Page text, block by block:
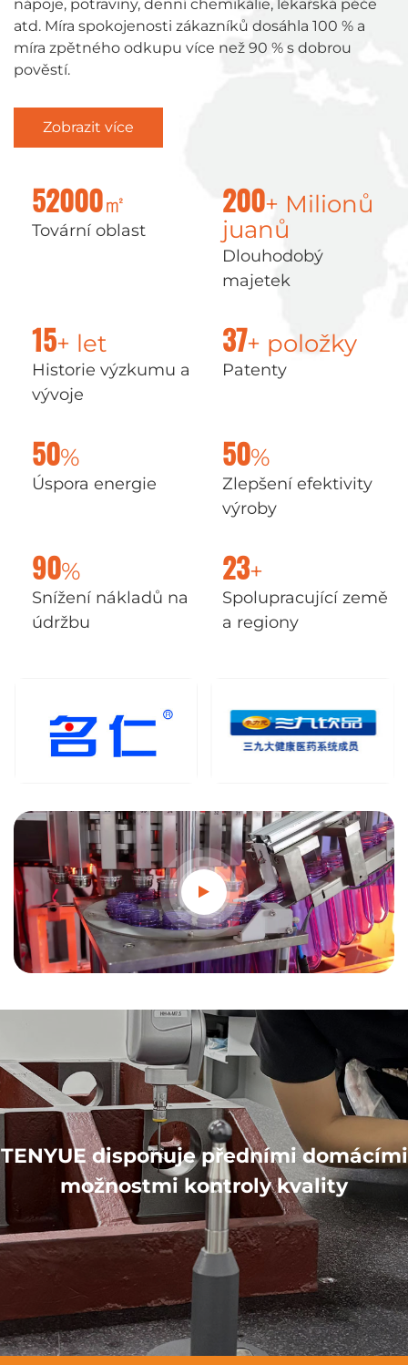
nápoje, potraviny, denní chemikálie, lékařská péče
atd. Míra spokojenosti zákazníků dosáhla 100 % a
míra zpětného odkupu více než 90 % s dobrou
pověstí.
Zobrazit více
52000㎡
Tovární oblast
200+ Milionů
juanů
Dlouhodobý
majetek
15+ let
Historie výzkumu a
vývoje
37+ položky
Patenty
50%
Úspora energie
50%
Zlepšení efektivity
výroby
90%
Snížení nákladů na
údržbu
23+
Spolupracující země
a regiony
TENYUE disponuje předními domácími
možnostmi kontroly kvality